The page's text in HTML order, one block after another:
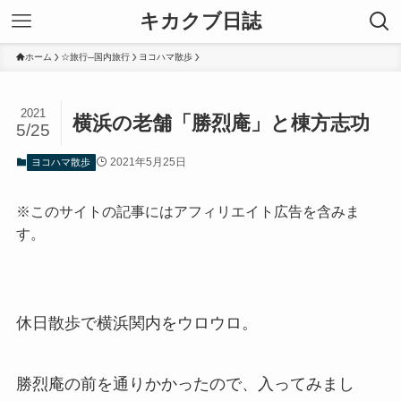
キカクブ日誌
ホーム ☆旅行─国内旅行 ヨコハマ散歩
横浜の老舗「勝烈庵」と棟方志功
2021
5/25
ヨコハマ散歩 2021年5月25日
※このサイトの記事にはアフィリエイト広告を含みま
す。
休日散歩で横浜関内をウロウロ。
勝烈庵の前を通りかかったので、入ってみまし